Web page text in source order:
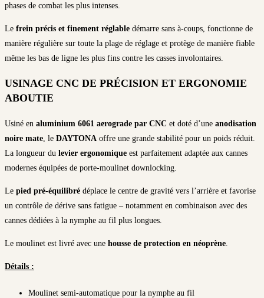
phases de combat les plus intenses.
Le frein précis et finement réglable démarre sans à-coups, fonctionne de
manière régulière sur toute la plage de réglage et protège de manière fiable
même les bas de ligne les plus fins contre les casses involontaires.
USINAGE CNC DE PRÉCISION ET ERGONOMIE
ABOUTIE
Usiné en aluminium 6061 aerograde par CNC et doté d’une anodisation
noire mate , le DAYTONA offre une grande stabilité pour un poids réduit.
La longueur du levier ergonomique est parfaitement adaptée aux cannes
modernes équipées de porte-moulinet downlocking.
Le pied pré-équilibré déplace le centre de gravité vers l’arrière et favorise
un contrôle de dérive sans fatigue – notamment en combinaison avec des
cannes dédiées à la nymphe au fil plus longues.
Le moulinet est livré avec une housse de protection en néoprène
Détails :
Moulinet semi-automatique pour la nymphe au fil